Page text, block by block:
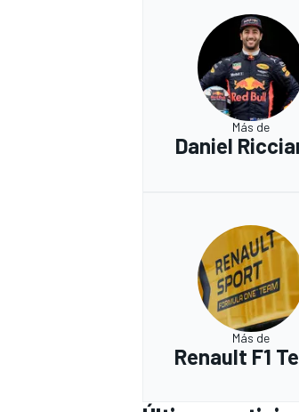
Más de
Daniel
Más de
Renault F1